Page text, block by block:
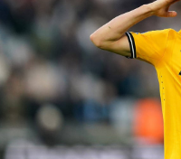
basada
permite
contenido
ACEPTAR
CONTINUAR